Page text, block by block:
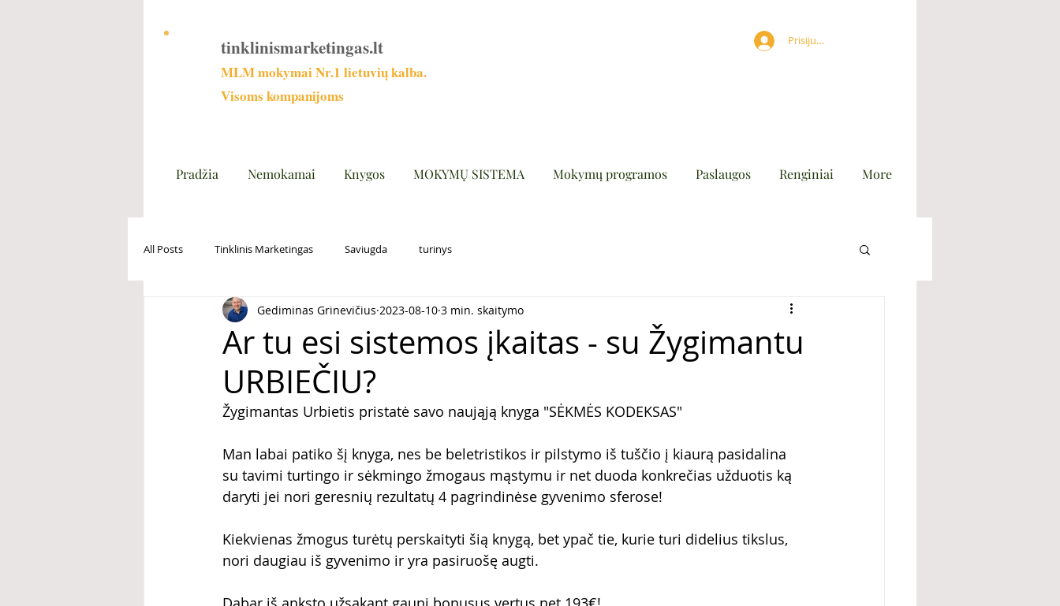
tinklinismarketingas.lt
MLM mokymai Nr.1 lietuvių kalba.
Visoms kompanijoms
Prisijungti
Pradžia Nemokamai Knygos MOKYMŲ SISTEMA Mokymų programos Paslaugos Renginiai More
All Posts Tinklinis Marketingas Saviugda turinys
Ar tu esi sistemos įkaitas - su Žygimantu
URBIEČIU?
Gediminas Grinevičius 2023-08-10 3 min. skaitymo
Žygimantas Urbietis pristatė savo naująją knyga "SĖKMĖS KODEKSAS"
Man labai patiko šį knyga, nes be beletristikos ir pilstymo iš tuščio į kiaurą pasidalina
su tavimi turtingo ir sėkmingo žmogaus mąstymu ir net duoda konkrečias užduotis ką
daryti jei nori geresnių rezultatų 4 pagrindinėse gyvenimo sferose!
Kiekvienas žmogus turėtų perskaityti šią knygą, bet ypač tie, kurie turi didelius tikslus,
nori daugiau iš gyvenimo ir yra pasiruošę augti.